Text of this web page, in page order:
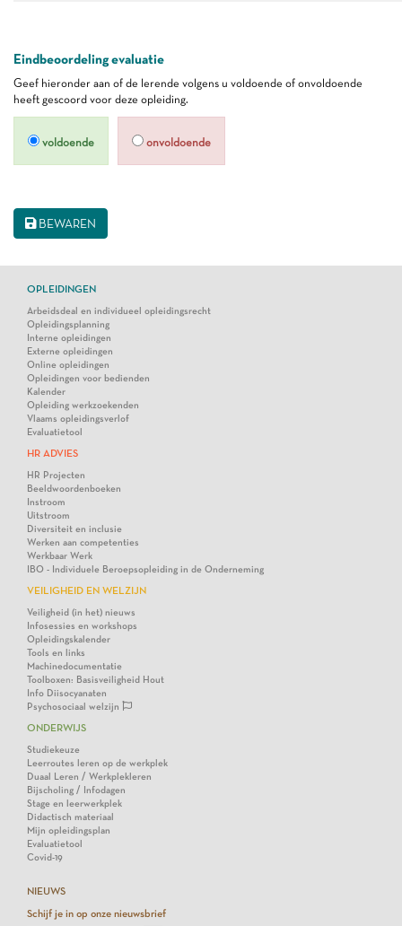
Eindbeoordeling evaluatie
Geef hieronder aan of de lerende volgens u voldoende of onvoldoende
heeft gescoord voor deze opleiding.
voldoende onvoldoende
BEWAREN
OPLEIDINGEN
Arbeidsdeal en individueel opleidingsrecht
Opleidingsplanning
Interne opleidingen
Externe opleidingen
Online opleidingen
Opleidingen voor bedienden
Kalender
Opleiding werkzoekenden
Vlaams opleidingsverlof
Evaluatietool
HR ADVIES
HR Projecten
Beeldwoordenboeken
Instroom
Uitstroom
Diversiteit en inclusie
Werken aan competenties
Werkbaar Werk
IBO - Individuele Beroepsopleiding in de Onderneming
VEILIGHEID EN WELZIJN
Veiligheid (in het) nieuws
Infosessies en workshops
Opleidingskalender
Tools en links
Machinedocumentatie
Toolboxen: Basisveiligheid Hout
Info Diisocyanaten
Psychosociaal welzijn
ONDERWIJS
Studiekeuze
Leerroutes leren op de werkplek
Duaal Leren / Werkplekleren
Bijscholing / Infodagen
Stage en leerwerkplek
Didactisch materiaal
Mijn opleidingsplan
Evaluatietool
Covid-19
NIEUWS
Schijf je in op onze nieuwsbrief